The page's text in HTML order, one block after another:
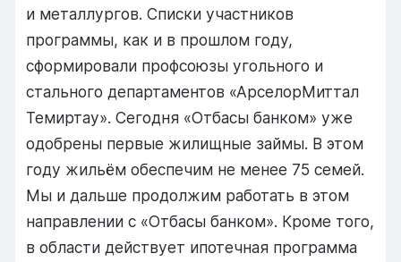
и металлургов. Списки участников
программы, как и в прошлом году,
сформировали профсоюзы угольного и
стального департаментов «АрселорМиттал
Темиртау». Сегодня «Отбасы банком» уже
одобрены первые жилищные займы. В этом
году жильём обеспечим не менее 75 семей.
Мы и дальше продолжим работать в этом
направлении с «Отбасы банком». Кроме того,
в области действует ипотечная программа